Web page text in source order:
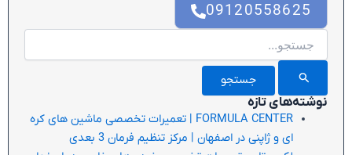
09120558625
جستجو
برای:
نوشته‌های تازه
FORMULA CENTER | تعمیرات تخصصی ماشین های کره
ای و ژاپنی در اصفهان | مرکز تنظیم فرمان 3 بعدی